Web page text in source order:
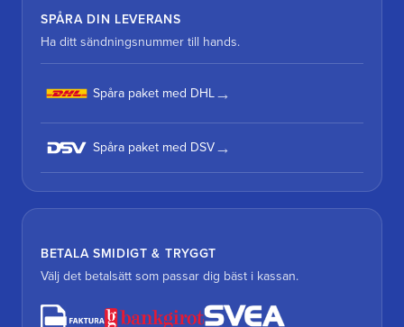
SPÅRA DIN LEVERANS
Ha ditt sändningsnummer till hands.
Spåra paket med DHL
Spåra paket med DSV
BETALA SMIDIGT & TRYGGT
Välj det betalsätt som passar dig bäst i kassan.